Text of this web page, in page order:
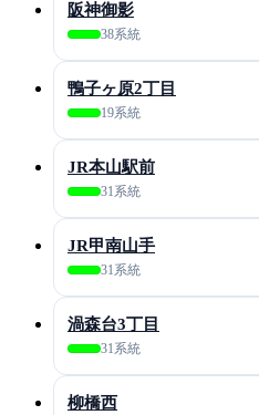
阪神御影
38系統
鴨子ヶ原2丁目
19系統
JR本山駅前
31系統
JR甲南山手
31系統
渦森台3丁目
31系統
柳橋西